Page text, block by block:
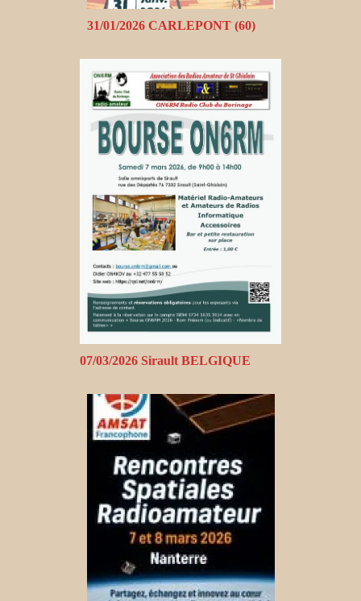
31/01/2026 CARLEPONT (60)
07/03/2026 Sirault BELGIQUE